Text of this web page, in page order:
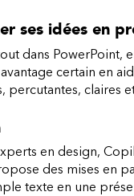
ses idées en
dans PowerPoint,
certain en
percutantes, claires
en design,
des mises en
texte en une